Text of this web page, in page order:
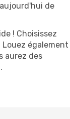
de
! Choisissez
également
aurez des